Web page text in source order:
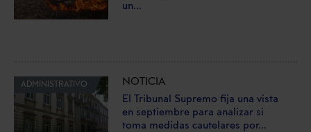
un...
ADMINISTRATIVO
NOTICIA
El Tribunal Supremo fija una vista
en septiembre para analizar si
toma medidas cautelares por...